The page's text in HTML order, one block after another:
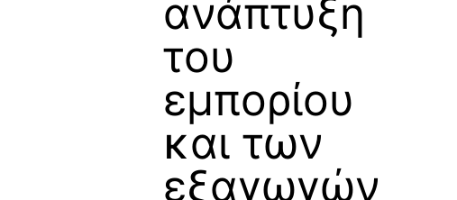
ανάπτυξη
του
εμπορίου
και των
εξαγωγών